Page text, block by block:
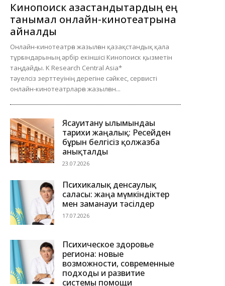
Кинопоиск қазақстандықтардың ең
танымал онлайн-кинотеатрына
айналды
Онлайн-кинотеатрға жазылған қазақстандық қала
тұрғындарының әрбір екіншісі Кинопоиск қызметін
таңдайды. K Research Central Asia*
тәуелсіз зерттеуінің дерегіне сәйкес, сервисті
онлайн-кинотеатрларға жазылған...
Ясауитану ғылымындағы
тарихи жаңалық: Ресейден
бұрын белгісіз қолжазба
анықталды
23.07.2026
Психикалық денсаулық
саласы: жаңа мүмкіндіктер
мен заманауи тәсілдер
17.07.2026
Психическое здоровье
региона: новые
возможности, современные
подходы и развитие
системы помощи